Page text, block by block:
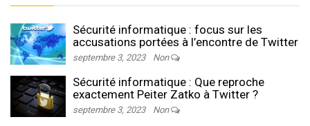
Sécurité informatique : focus sur les
accusations portées à l’encontre de Twitter
septembre 3, 2023 Non
Sécurité informatique : Que reproche
exactement Peiter Zatko à Twitter ?
septembre 3, 2023 Non